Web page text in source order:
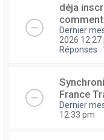
déja
Dernier
2026 12:27
Réponses :
France
Dernier
12:33 pm